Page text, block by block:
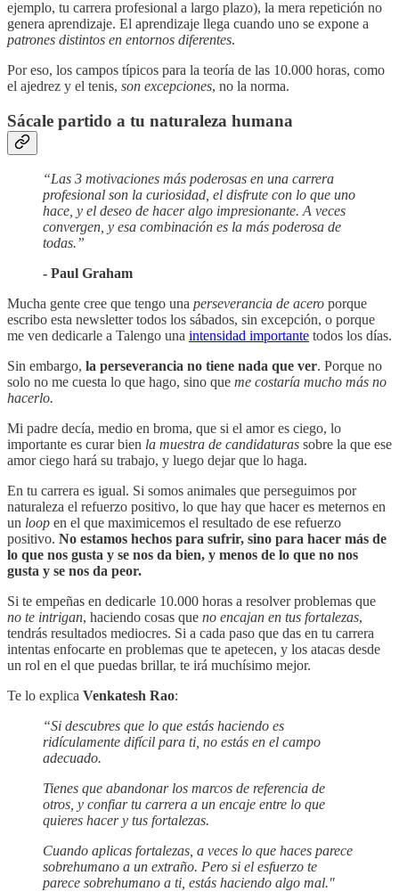
ejemplo, tu carrera profesional a largo plazo), la mera repetición no
genera aprendizaje. El aprendizaje llega cuando uno se expone a
patrones distintos en entornos diferentes.
Por eso, los campos típicos para la teoría de las 10.000 horas, como
el ajedrez y el tenis, son excepciones, no la norma.
Sácale partido a tu naturaleza humana
“Las 3 motivaciones más poderosas en una carrera
profesional son la curiosidad, el disfrute con lo que uno
hace, y el deseo de hacer algo impresionante. A veces
convergen, y esa combinación es la más poderosa de
todas.”
- Paul Graham
Mucha gente cree que tengo una perseverancia de acero porque
escribo esta newsletter todos los sábados, sin excepción, o porque
me ven dedicarle a Talengo una intensidad importante todos los días.
Sin embargo, la perseverancia no tiene nada que ver. Porque no
solo no me cuesta lo que hago, sino que me costaría mucho más no
hacerlo.
Mi padre decía, medio en broma, que si el amor es ciego, lo
importante es curar bien la muestra de candidaturas sobre la que ese
amor ciego hará su trabajo, y luego dejar que lo haga.
En tu carrera es igual. Si somos animales que perseguimos por
naturaleza el refuerzo positivo, lo que hay que hacer es meternos en
un loop en el que maximicemos el resultado de ese refuerzo
positivo. No estamos hechos para sufrir, sino para hacer más de
lo que nos gusta y se nos da bien, y menos de lo que no nos
gusta y se nos da peor.
Si te empeñas en dedicarle 10.000 horas a resolver problemas que
no te intrigan, haciendo cosas que no encajan en tus fortalezas,
tendrás resultados mediocres. Si a cada paso que das en tu carrera
intentas enfocarte en problemas que te apetecen, y los atacas desde
un rol en el que puedas brillar, te irá muchísimo mejor.
Te lo explica Venkatesh Rao:
“Si descubres que lo que estás haciendo es
ridículamente difícil para ti, no estás en el campo
adecuado.
Tienes que abandonar los marcos de referencia de
otros, y confiar tu carrera a un encaje entre lo que
quieres hacer y tus fortalezas.
Cuando aplicas fortalezas, a veces lo que haces parece
sobrehumano a un extraño. Pero si el esfuerzo te
parece sobrehumano a ti, estás haciendo algo mal."